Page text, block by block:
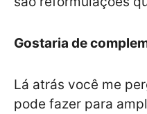
Gostaria de
Lá atrás você me
pode fazer para